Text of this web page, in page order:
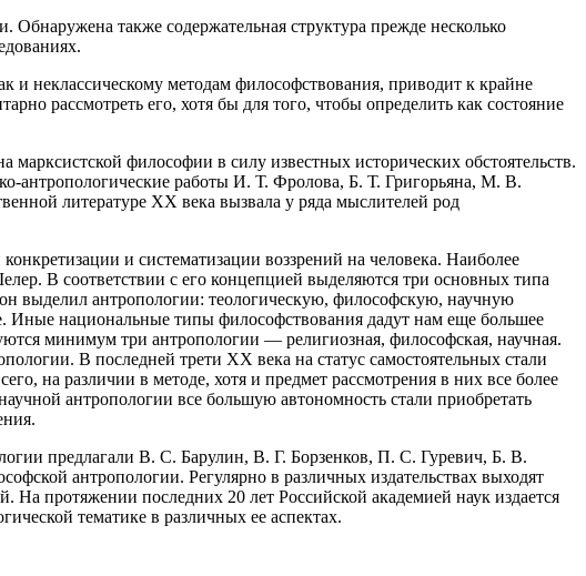
Обнаружена также содержательная структура прежде несколько
неклассическому методам философствования, приводит к крайне
рассмотреть его, хотя бы для того, чтобы определить как состояние
философии в силу известных исторических обстоятельств.
антропологические работы И. Т. Фролова, Б. Т. Григорьяна, М. В.
литературе ХХ века вызвала у ряда мыслителей род
и систематизации воззрений на человека. Наиболее
В соответствии с его концепцией выделяются три основных типа
он выделил антропологии: теологическую, философскую, научную
Иные национальные типы философствования дадут нам еще большее
минимум три антропологии — религиозная, философская, научная.
В последней трети ХХ века на статус самостоятельных стали
на различии в методе, хотя и предмет рассмотрения в них все более
антропологии все большую автономность стали приобретать
предлагали В. С. Барулин, В. Г. Борзенков, П. С. Гуревич, Б. В.
антропологии. Регулярно в различных издательствах выходят
. На протяжении последних 20 лет Российской академией наук издается
тематике в различных ее аспектах.